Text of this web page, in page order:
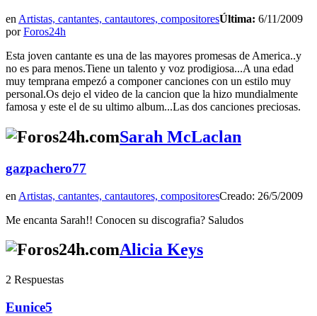
en Artistas, cantantes, cantautores, compositoresÚltima: 6/11/2009
porForos24h
Esta joven cantante es una de las mayores promesas de America..y
no es para menos.Tiene un talento y voz prodigiosa...A una edad
muy temprana empezó a componer canciones con un estilo muy
personal.Os dejo el video de la cancion que la hizo mundialmente
famosa y este el de su ultimo album...Las dos canciones preciosas.
Sarah McLaclan
gazpachero77
en Artistas, cantantes, cantautores, compositoresCreado: 26/5/2009
Me encanta Sarah!! Conocen su discografia? Saludos
Alicia Keys
2 Respuestas
Eunice5